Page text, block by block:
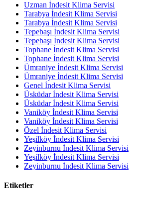
Uzman İndesit Klima Servisi
Tarabya İndesit Klima Servisi
Tarabya İndesit Klima Servisi
Tepebaşı İndesit Klima Servisi
Tepebaşı İndesit Klima Servisi
Tophane İndesit Klima Servisi
Tophane İndesit Klima Servisi
Ümraniye İndesit Klima Servisi
Ümraniye İndesit Klima Servisi
Genel İndesit Klima Servisi
Üsküdar İndesit Klima Servisi
Üsküdar İndesit Klima Servisi
Vaniköy İndesit Klima Servisi
Vaniköy İndesit Klima Servisi
Özel İndesit Klima Servisi
Yeşilköy İndesit Klima Servisi
Zeyinburnu İndesit Klima Servisi
Yeşilköy İndesit Klima Servisi
Zeyinburnu İndesit Klima Servisi
Etiketler